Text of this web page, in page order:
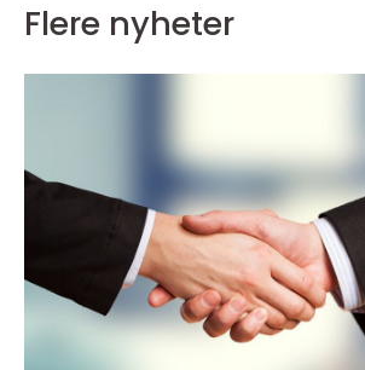
Flere nyheter